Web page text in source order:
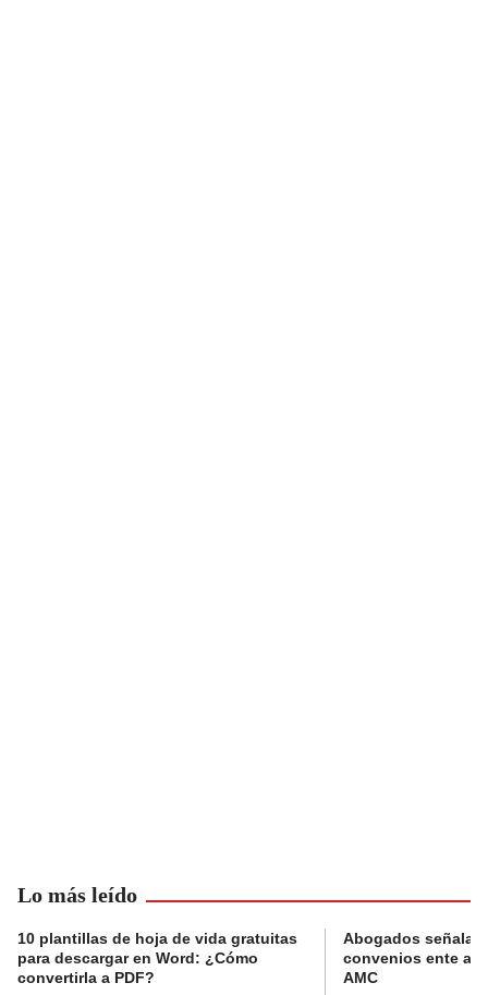
Lo más leído
10 plantillas de hoja de vida gratuitas
para descargar en Word: ¿Cómo
convertirla a PDF?
Abogados
convenios ente
AMC